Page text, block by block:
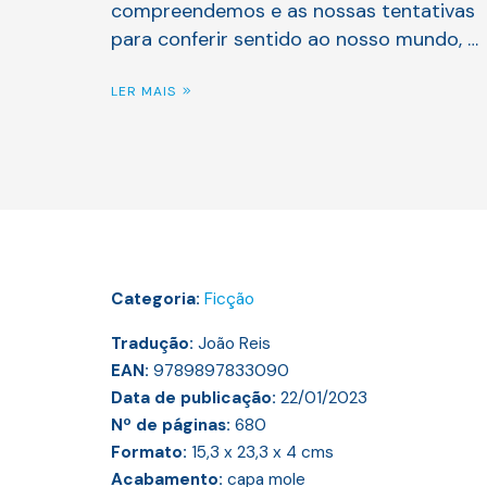
compreendemos e as nossas tentativas
para conferir sentido ao nosso mundo, …
LER MAIS
Categoria: Ficção
Tradução: João Reis
EAN: 9789897833090
Data de publicação: 22/01/2023
Nº de páginas: 680
Formato: 15,3 x 23,3 x 4 cms
Acabamento: capa mole